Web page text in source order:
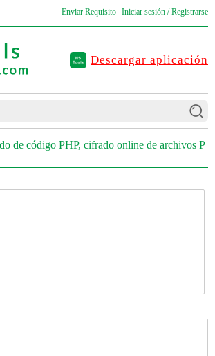
Enviar Requisito Iniciar sesión / Registrarse
Descargar aplicación
de código PHP, cifrado online de archivos P